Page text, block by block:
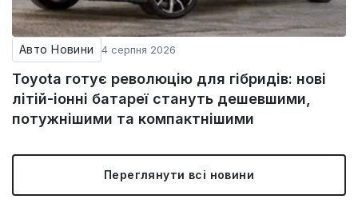
Авто Новини 4 серпня 2026
Toyota готує революцію для гібридів: нові
літій-іонні батареї стануть дешевшими,
потужнішими та компактнішими
Переглянути всі новини